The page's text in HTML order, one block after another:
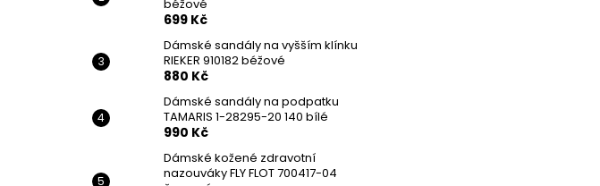
béžové
699 Kč
Dámské sandály na vyšším klínku
RIEKER 910182 béžové
880 Kč
Dámské sandály na podpatku
TAMARIS 1-28295-20 140 bílé
990 Kč
Dámské kožené zdravotní
nazouváky FLY FLOT 700417-04